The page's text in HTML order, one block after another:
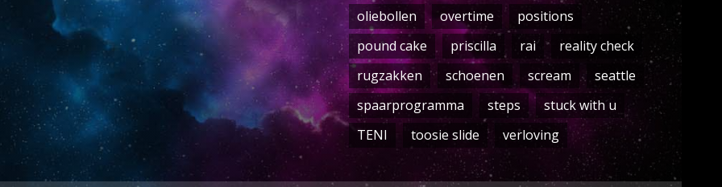
oliebollen
overtime
positions
pound cake
priscilla rai
reality check
rugzakken
schoenen scream
seattle
spaarprogramma
steps
stuck with u
TENI
toosie slide verloving